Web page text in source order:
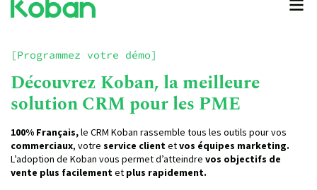
[Programmez votre démo]
Découvrez Koban, la meilleure
solution CRM pour les PME
100% Français,le CRM Koban rassemble tous les outils pour vos
commerciaux, votre service clientetvos équipes marketing.
L’adoption de Koban vous permet d’atteindre vos objectifs de
vente plus facilementet plus rapidement.